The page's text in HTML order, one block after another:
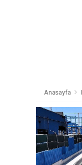
Anasayfa